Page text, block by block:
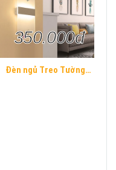
Đèn ngủ Treo Tường
350.000đ